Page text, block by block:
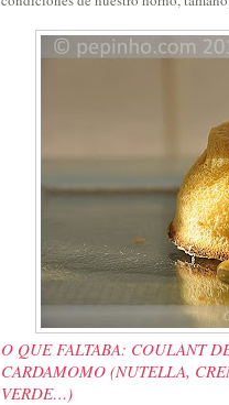
O QUE FALTABA: COULANT
CARDAMOMO (NUTELLA,
VERDE…)